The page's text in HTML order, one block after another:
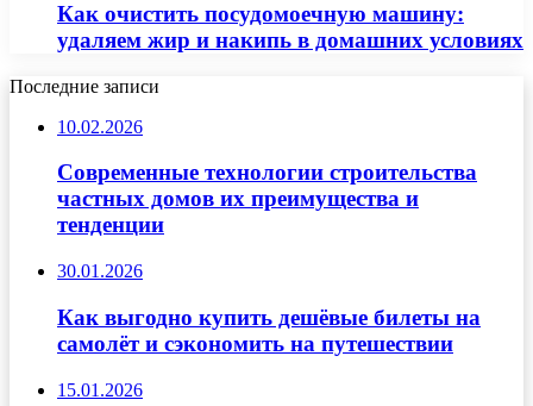
Как очистить посудомоечную машину:
удаляем жир и накипь в домашних условиях
Последние записи
10.02.2026
Современные технологии строительства
частных домов их преимущества и
тенденции
30.01.2026
Как выгодно купить дешёвые билеты на
самолёт и сэкономить на путешествии
15.01.2026